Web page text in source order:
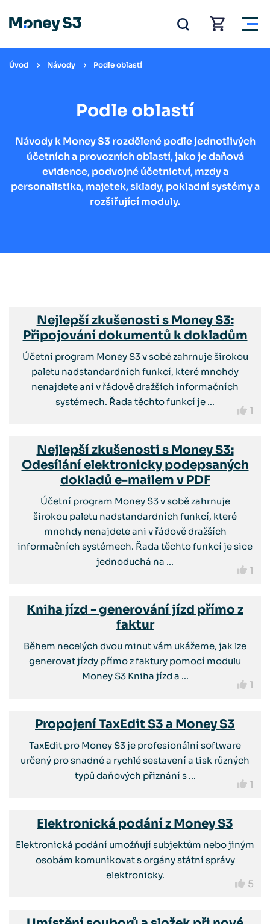
Úvod Návody Podle oblastí
Podle oblastí
Návody k Money S3 rozdělené podle jednotlivých
účetních a provozních oblastí, jako je daňová
evidence, podvojné účetnictví, mzdy a
personalistika, majetek, sklady, pokladní systémy a
rozšiřující moduly.
Nejlepší zkušenosti s Money S3:
Připojování dokumentů k dokladům
Účetní program Money S3 v sobě zahrnuje širokou
paletu nadstandardních funkcí, které mnohdy
nenajdete ani v řádově dražších informačních
systémech. Řada těchto funkcí je ...
1
Nejlepší zkušenosti s Money S3:
Odesílání elektronicky podepsaných
dokladů e-mailem v PDF
Účetní program Money S3 v sobě zahrnuje
širokou paletu nadstandardních funkcí, které
mnohdy nenajdete ani v řádově dražších
informačních systémech. Řada těchto funkcí je sice
jednoduchá na ...
1
Kniha jízd - generování jízd přímo z
faktur
Během necelých dvou minut vám ukážeme, jak lze
generovat jízdy přímo z faktury pomocí modulu
Money S3 Kniha jízd a ...
1
Propojení TaxEdit S3 a Money S3
TaxEdit pro Money S3 je profesionální software
určený pro snadné a rychlé sestavení a tisk různých
typů daňových přiznání s ...
1
Elektronická podání z Money S3
Elektronická podání umožňují subjektům nebo jiným
osobám komunikovat s orgány státní správy
elektronicky.
5